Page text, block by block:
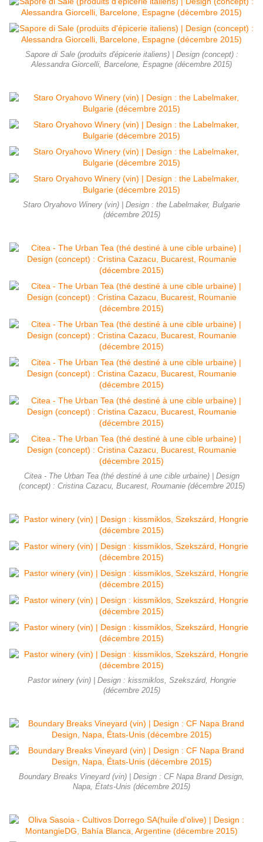
Sapore di Sale (produits d'épicerie italiens) | Design (concept) :
Alessandra Giorcelli, Barcelone, Espagne (décembre 2015)
Staro Oryahovo Winery (vin) | Design : the Labelmaker, Bulgarie
(décembre 2015)
Citea - The Urban Tea (thé destiné à une cible urbaine) | Design
(concept) : Cristina Cazacu, Bucarest, Roumanie (décembre 2015)
Pastor winery (vin) | Design : kissmiklos, Szekszárd, Hongrie
(décembre 2015)
Boundary Breaks Vineyard (vin) | Design : CF Napa Brand Design,
Napa, États-Unis (décembre 2015)